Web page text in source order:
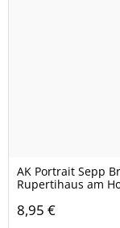
AK Portrait Sepp
Rupertihaus am
8,95 €